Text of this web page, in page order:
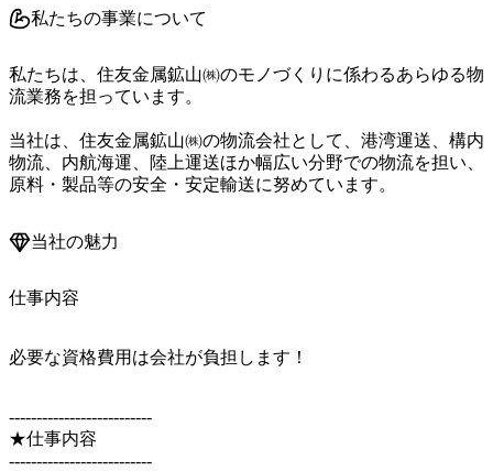
私たちの事業について
私たちは、住友金属鉱山㈱のモノづくりに係わるあらゆる物
流業務を担っています。
当社は、住友金属鉱山㈱の物流会社として、港湾運送、構内
物流、内航海運、陸上運送ほか幅広い分野での物流を担い、
当社の魅力
仕事内容
必要な資格費用は会社が負担します！
--------------------------
★仕事内容
--------------------------